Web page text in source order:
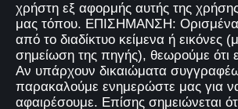
χρήστη εξ αφορμής αυτής της
μας τόπου. ΕΠΙΣΗΜΑΝΣΗ:
από το διαδίκτυο κείμενα ή εικόνες
σημείωση της πηγής), θεωρούμε ότι
Αν υπάρχουν δικαιώματα
παρακαλούμε ενημερώστε μας για
αφαιρέσουμε. Επίσης σημειώνεται